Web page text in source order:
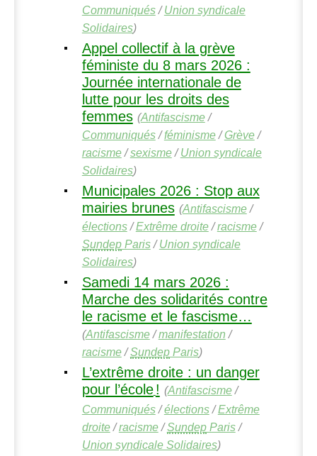
Communiqués/Union syndicale
Solidaires)
Appel collectif à la grève
féministe du 8 mars 2026 :
Journée internationale de
lutte pour les droits des
femmes (Antifascisme/
Communiqués/féminisme/Grève/
racisme/sexisme/Union syndicale
Solidaires)
Municipales 2026 : Stop aux
mairies brunes (Antifascisme/
élections/Extrême droite/racisme/
SundepParis/Union syndicale
Solidaires)
Samedi 14 mars 2026 :
Marche des solidarités contre
le racisme et le fascisme…
(Antifascisme/manifestation /
racisme/SundepParis)
L’extrême droite : un danger
pour l’école! (Antifascisme/
Communiqués/élections/Extrême
droite/racisme/SundepParis/
Union syndicale Solidaires)